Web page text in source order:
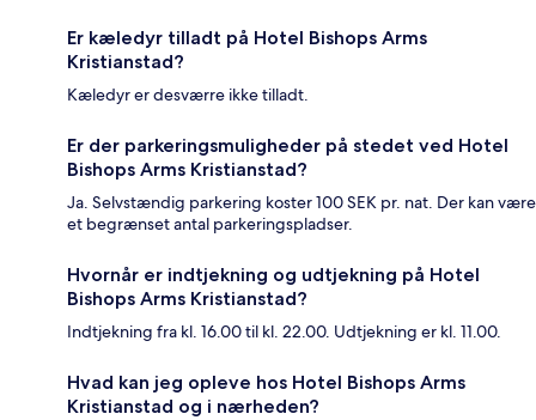
Er kæledyr tilladt på Hotel Bishops Arms
Kristianstad?
Kæledyr er desværre ikke tilladt.
Er der parkeringsmuligheder på stedet ved Hotel
Bishops Arms Kristianstad?
Ja. Selvstændig parkering koster 100 SEK pr. nat. Der kan være
et begrænset antal parkeringspladser.
Hvornår er indtjekning og udtjekning på Hotel
Bishops Arms Kristianstad?
Indtjekning fra kl. 16.00 til kl. 22.00. Udtjekning er kl. 11.00.
Hvad kan jeg opleve hos Hotel Bishops Arms
Kristianstad og i nærheden?